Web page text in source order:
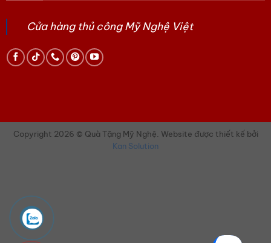
Cửa hàng thủ công Mỹ Nghệ Việt
Copyright 2026 © Quà Tặng Mỹ Nghệ. Website được thiết kế bởi
Kan Solution